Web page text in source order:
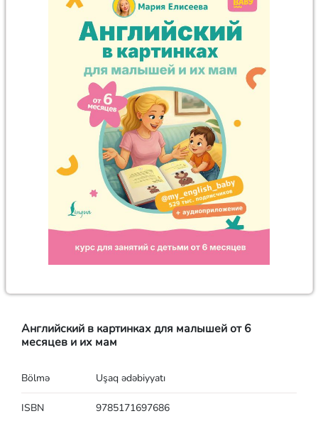
Английский в картинках для малышей от 6
месяцев и их мам
Bölmə Uşaq ədəbiyyatı
ISBN 9785171697686